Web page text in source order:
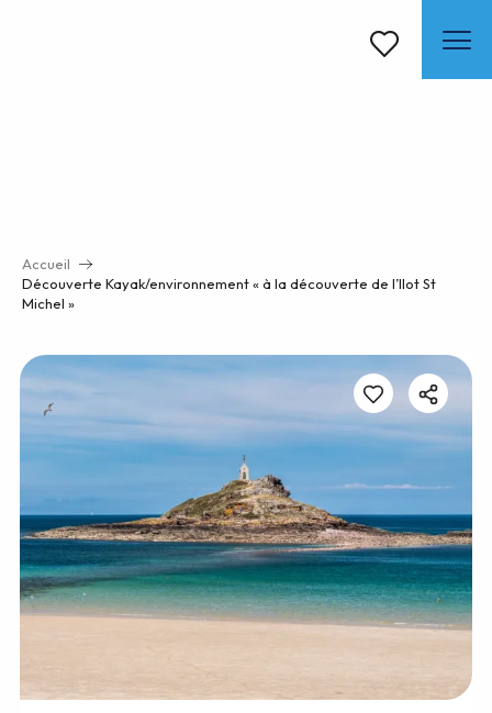
Voir les favoris
Accueil
Découverte Kayak/environnement « à la découverte de l’Ilot St
Michel »